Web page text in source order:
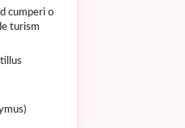
cumperi o
turism